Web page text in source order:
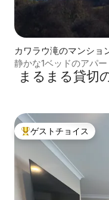
カワラウ滝のマンショ
静かな1ベッドのアパー
まるまる貸切
大好評のゲストチョイ
ゲストチョイス